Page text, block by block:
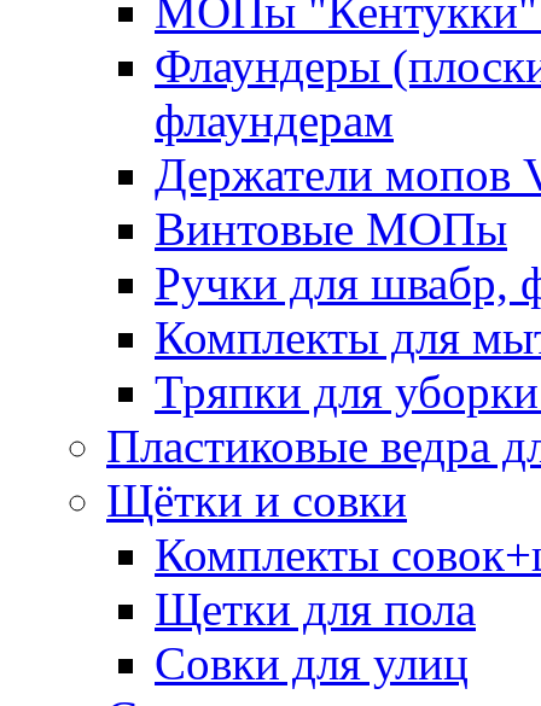
МОПы "Кентукки"
Флаундеры
флаундерам
Держатели мопов
Винтовые МОПы
Ручки для швабр,
Комплекты для
Тряпки для
Пластиковые ведра
Щётки и совки
Комплекты
Щетки для пола
Совки для улиц